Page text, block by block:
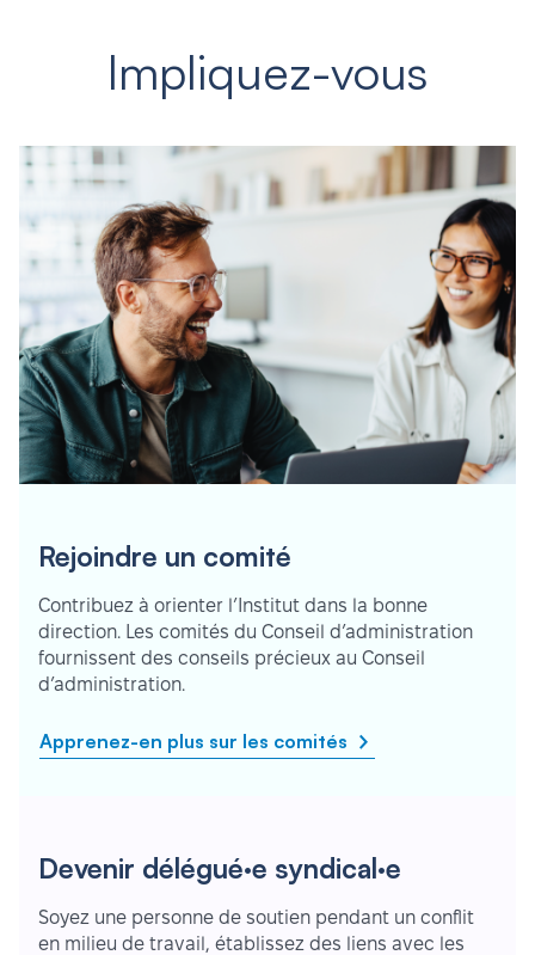
Impliquez-vous
Rejoindre un comité
Contribuez à orienter l’Institut dans la bonne
direction. Les comités du Conseil d’administration
fournissent des conseils précieux au Conseil
d’administration.
Apprenez-en plus sur les comités
Devenir délégué·e syndical·e
Soyez une personne de soutien pendant un conflit
en milieu de travail, établissez des liens avec les